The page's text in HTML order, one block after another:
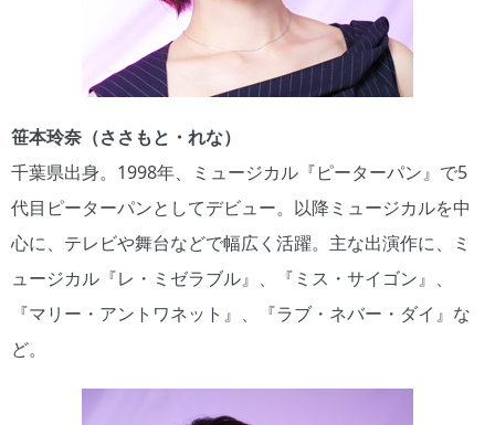
笹本玲奈（ささもと・れな）
千葉県出身。1998年、ミュージカル『ピーターパン』で5
代目ピーターパンとしてデビュー。以降ミュージカルを中
心に、テレビや舞台などで幅広く活躍。主な出演作に、ミ
ュージカル『レ・ミゼラブル』、『ミス・サイゴン』、
『マリー・アントワネット』、『ラブ・ネバー・ダイ』な
ど。